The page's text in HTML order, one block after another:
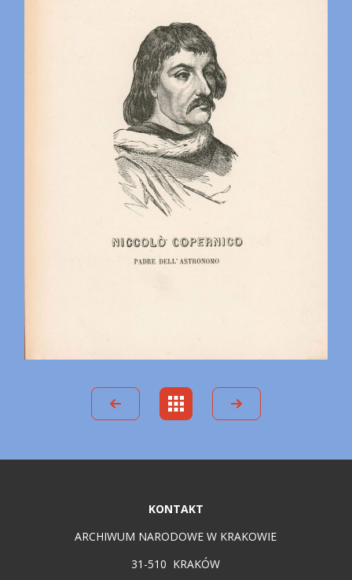
KONTAKT
ARCHIWUM NARODOWE W KRAKOWIE
31-510 KRAKÓW